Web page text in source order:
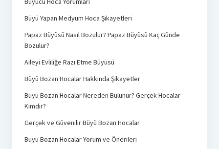
Büyü Yapan Medyum Hoca Şikayetleri
Papaz Büyüsü Nasıl Bozulur? Papaz Büyüsü Kaç Günde
Bozulur?
Aileyi Evliliğe Razı Etme Büyüsü
Büyü Bozan Hocalar Hakkında Şikayetler
Büyü Bozan Hocalar Nereden Bulunur? Gerçek Hocalar
Kimdir?
Gerçek ve Güvenilir Büyü Bozan Hocalar
Büyü Bozan Hocalar Yorum ve Önerileri